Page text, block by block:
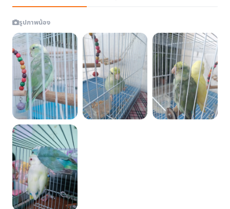
รูปภาพน้อง